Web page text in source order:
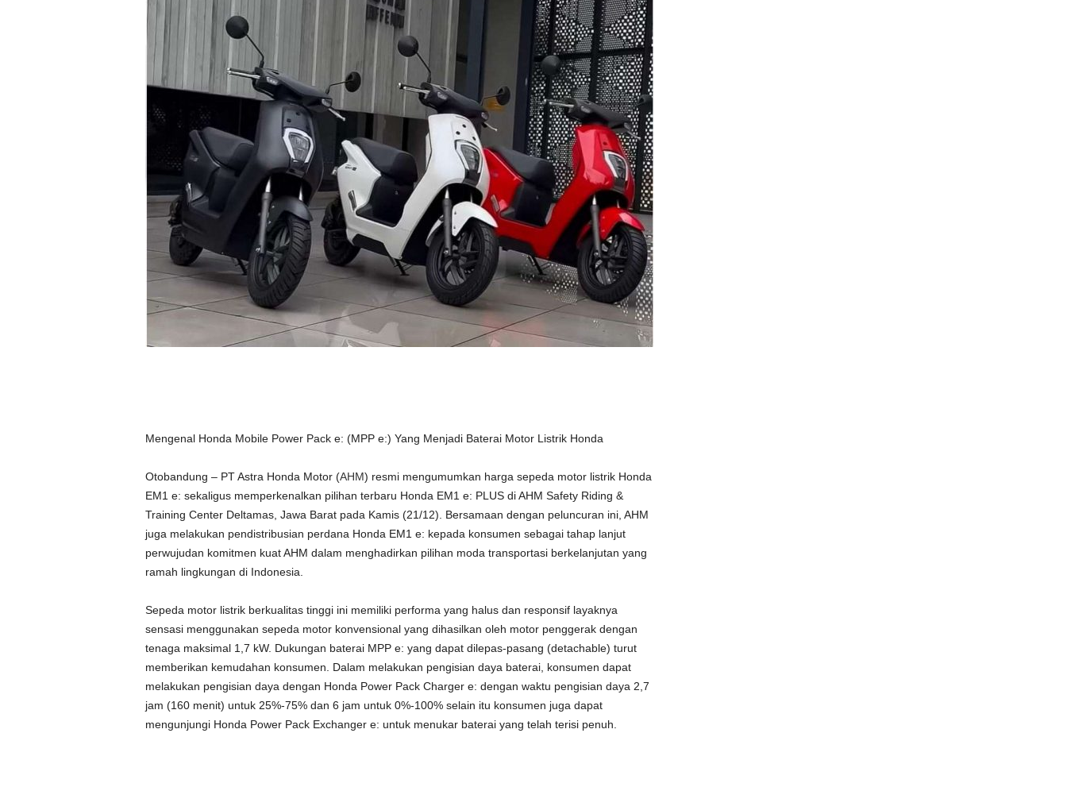
Mengenal Honda Mobile Power Pack e: (MPP e:) Yang Menjadi Baterai Motor Listrik Honda
Otobandung – PT Astra Honda Motor (AHM) resmi mengumumkan harga sepeda motor listrik Honda
EM1 e: sekaligus memperkenalkan pilihan terbaru Honda EM1 e: PLUS di AHM Safety Riding &
Training Center Deltamas, Jawa Barat pada Kamis (21/12). Bersamaan dengan peluncuran ini, AHM
juga melakukan pendistribusian perdana Honda EM1 e: kepada konsumen sebagai tahap lanjut
perwujudan komitmen kuat AHM dalam menghadirkan pilihan moda transportasi berkelanjutan yang
ramah lingkungan di Indonesia.
Sepeda motor listrik berkualitas tinggi ini memiliki performa yang halus dan responsif layaknya
sensasi menggunakan sepeda motor konvensional yang dihasilkan oleh motor penggerak dengan
tenaga maksimal 1,7 kW. Dukungan baterai MPP e: yang dapat dilepas-pasang (detachable) turut
memberikan kemudahan konsumen. Dalam melakukan pengisian daya baterai, konsumen dapat
melakukan pengisian daya dengan Honda Power Pack Charger e: dengan waktu pengisian daya 2,7
jam (160 menit) untuk 25%-75% dan 6 jam untuk 0%-100% selain itu konsumen juga dapat
mengunjungi Honda Power Pack Exchanger e: untuk menukar baterai yang telah terisi penuh.